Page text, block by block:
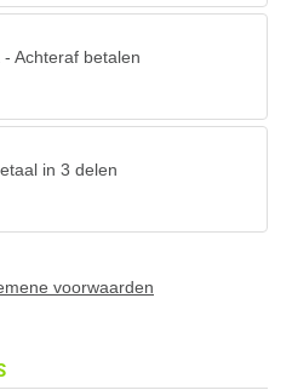
- Achteraf betalen
in 3 delen
voorwaarden